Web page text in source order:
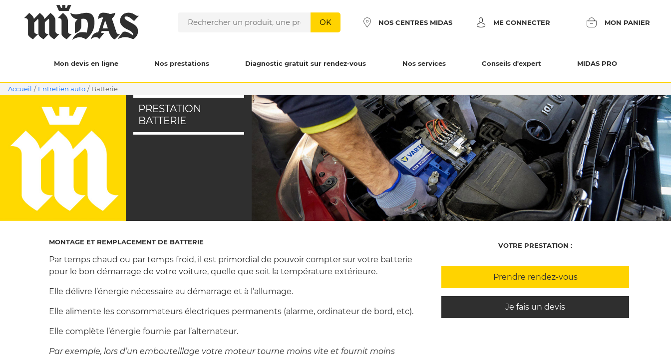
OK NOS CENTRES MIDAS ME CONNECTER MON PANIER
Mon devis en ligne Nos prestations Diagnostic gratuit sur rendez-vous Nos services Conseils d'expert MIDAS PRO
Accueil / Entretien auto / batterie
PRESTATION
BATTERIE
MONTAGE ET REMPLACEMENT DE BATTERIE
Par temps chaud ou par temps froid, il est primordial de pouvoir compter sur votre batterie
pour le bon démarrage de votre voiture, quelle que soit la température extérieure.
Elle délivre l’énergie nécessaire au démarrage et à l’allumage.
Elle alimente les consommateurs électriques permanents (alarme, ordinateur de bord, etc).
Elle complète l’énergie fournie par l’alternateur.
Par exemple, lors d’un embouteillage votre moteur tourne moins vite et fournit moins
VOTRE PRESTATION :
Prendre rendez-vous
Je fais un devis